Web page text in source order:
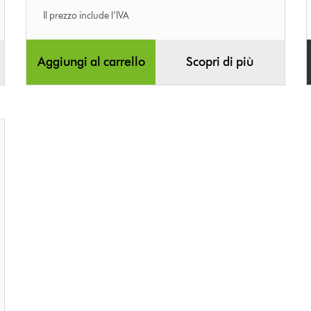
Il prezzo include l’IVA
Aggiungi al carrello Scopri di più